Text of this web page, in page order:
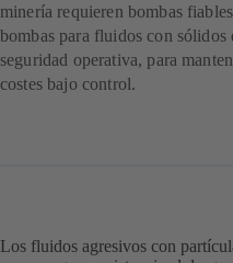
minería requieren bombas
bombas para fluidos con
seguridad operativa, para
costes bajo control.
Los fluidos agresivos con